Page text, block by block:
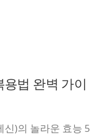
법 완벽 가이
)의 놀라운 효능 5